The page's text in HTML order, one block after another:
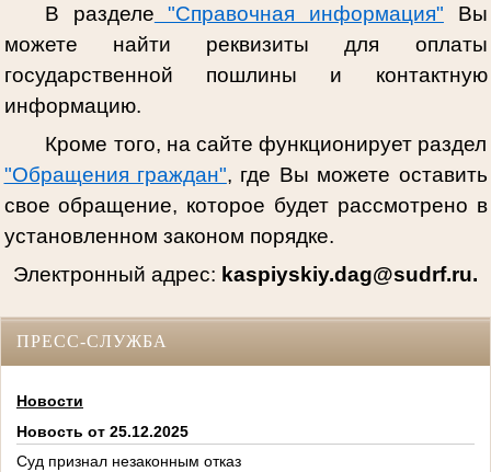
В разделе "Справочная информация" Вы
можете найти реквизиты для оплаты
государственной пошлины и контактную
информацию.
Кроме того, на сайте функционирует раздел
"Обращения граждан", где Вы можете оставить
свое обращение, которое будет рассмотрено в
установленном законом порядке.
Электронный адрес: kaspiyskiy.dag@sudrf.ru.
ПРЕСС-СЛУЖБА
Новости
Новость от 25.12.2025
Суд признал незаконным отказ